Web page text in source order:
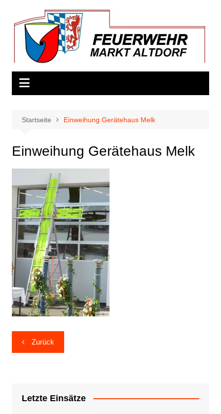
springen
Startseite Einweihung Gerätehaus Melk
Einweihung Gerätehaus Melk
Beitragsnavigation
Zurück
Letzte Einsätze